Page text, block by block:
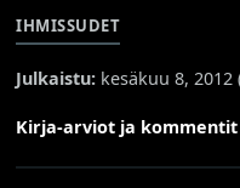
IHMISSUDET
Julkaistu: kesäkuu 8, 2012
Kirja-arviot ja kommentit